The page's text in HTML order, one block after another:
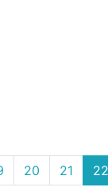
20 21 22